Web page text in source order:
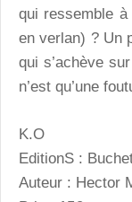
qui ressemble à
en verlan) ? Un
qui s’achève
n’est qu’une
K.O
EditionS :
Auteur : Hector